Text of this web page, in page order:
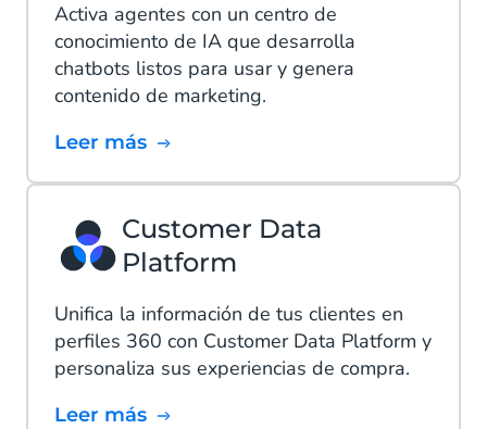
Activa agentes con un centro de
conocimiento de IA que desarrolla
chatbots listos para usar y genera
contenido de marketing.
Leer más
Customer Data
Platform
Unifica la información de tus clientes en
perfiles 360 con Customer Data Platform y
personaliza sus experiencias de compra.
Leer más